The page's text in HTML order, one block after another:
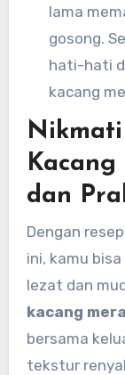
lama
gosong.
hati-hati
kacang
dan
Dengan resep
ini, kamu
lezat dan
kacang
bersama
tekstur